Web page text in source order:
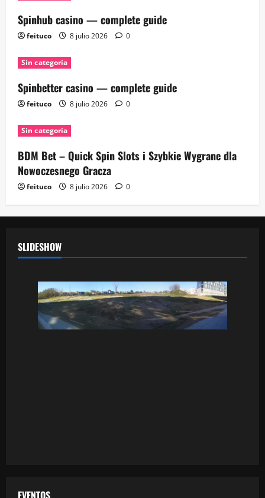
Spinhub casino — complete guide
feituco 8 julio 2026 0
Sin categoría
Spinbetter casino — complete guide
feituco 8 julio 2026 0
Sin categoría
BDM Bet – Quick Spin Slots i Szybkie Wygrane dla
Nowoczesnego Gracza
feituco 8 julio 2026 0
SLIDESHOW
EVENTOS